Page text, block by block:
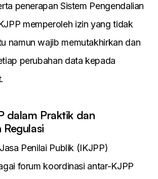
penerapan Sistem Pengendalian
memperoleh izin yang tidak
namun wajib memutakhirkan dan
perubahan data kepada
dalam Praktik dan
Regulasi
Penilai Publik (IKJPP)
forum koordinasi antar-KJPP